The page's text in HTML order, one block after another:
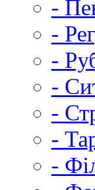
-
-
-
-
-
-
-